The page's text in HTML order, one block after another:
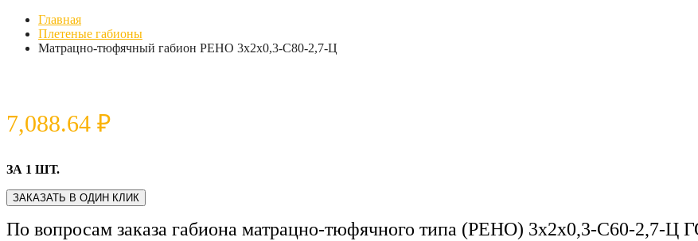
Главная
Плетеные габионы
Матрацно-тюфячный габион РЕНО 3х2х0,3-С80-2,7-Ц
7,088.64 ₽
ЗА 1 ШТ.
ЗАКАЗАТЬ В ОДИН КЛИК
По вопросам заказа габиона матрацно-тюфячного типа (РЕНО) 3х2х0,3-С60-2,7-Ц